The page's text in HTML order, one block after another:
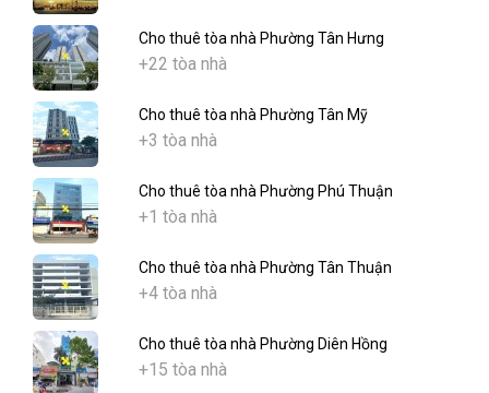
Cho thuê tòa nhà Phường Tân Hưng
+22 tòa nhà
Cho thuê tòa nhà Phường Tân Mỹ
+3 tòa nhà
Cho thuê tòa nhà Phường Phú Thuận
+1 tòa nhà
Cho thuê tòa nhà Phường Tân Thuận
+4 tòa nhà
Cho thuê tòa nhà Phường Diên Hồng
+15 tòa nhà